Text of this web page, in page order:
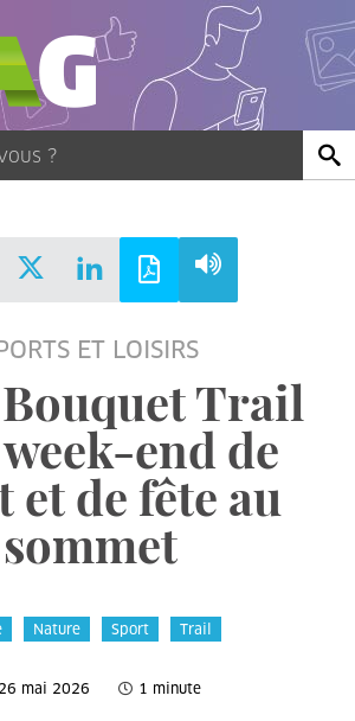
ET LOISIRS
Trail
end de
et de fête au
sommet
Nature Sport Trail
26 mai 2026 1 minute